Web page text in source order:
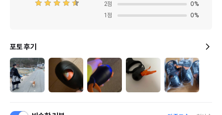
2점 0%
1 점 0%
포토 후기